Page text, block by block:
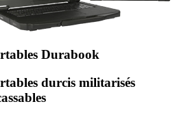
Durabook
durcis militarisés